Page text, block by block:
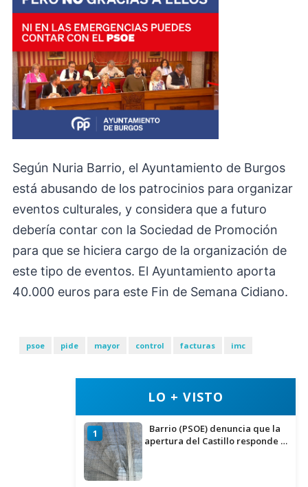
Según Nuria Barrio, el Ayuntamiento de Burgos
está abusando de los patrocinios para organizar
eventos culturales, y considera que a futuro
debería contar con la Sociedad de Promoción
para que se hiciera cargo de la organización de
este tipo de eventos. El Ayuntamiento aporta
40.000 euros para este Fin de Semana Cidiano.
psoe pide mayor control facturas imc
LO + VISTO
1
Barrio (PSOE) denuncia que la
apertura del Castillo responde a